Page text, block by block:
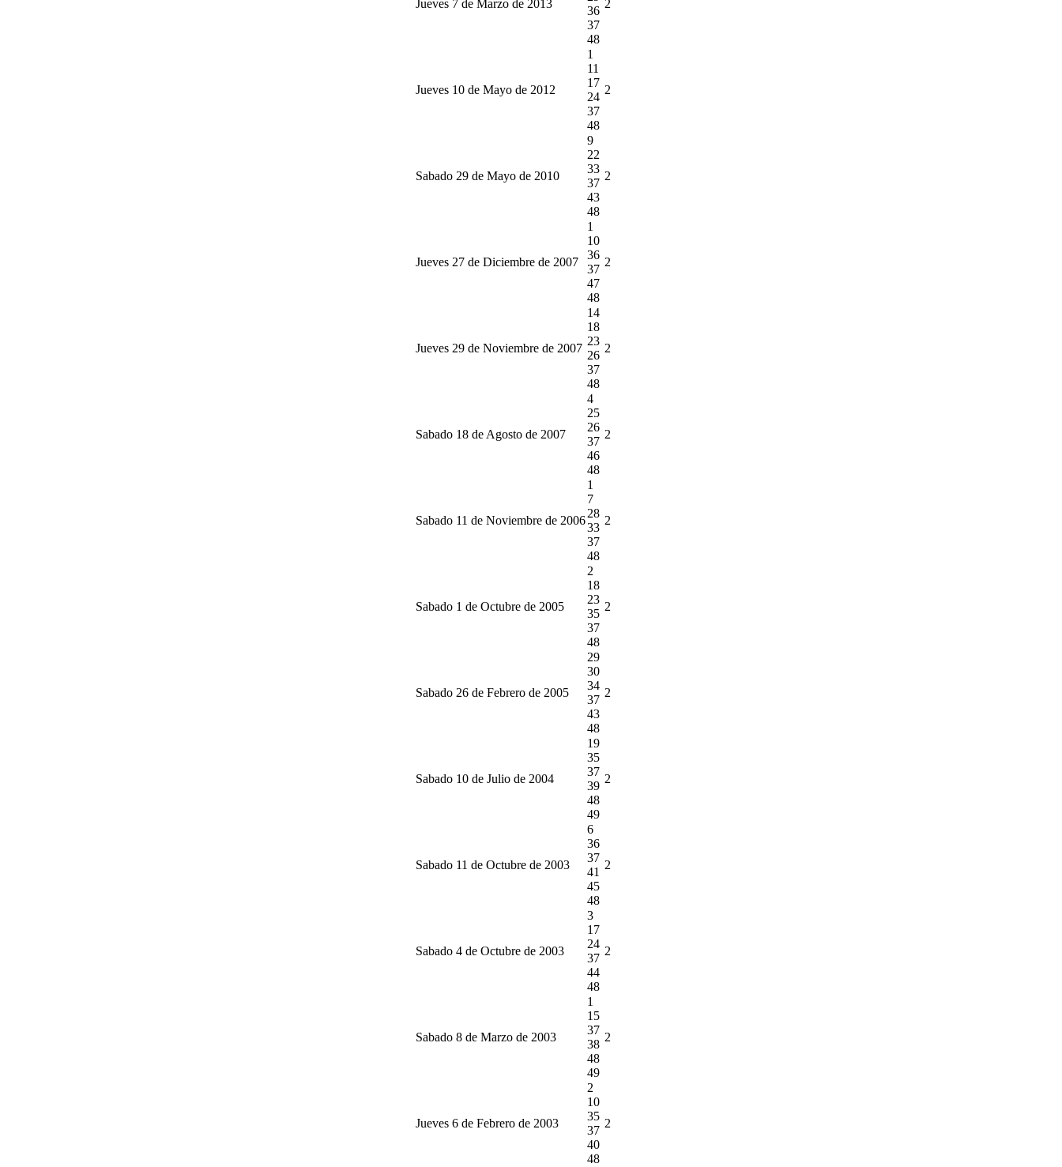
Jueves 7 de Marzo de 2013
36
37
48
2
Jueves 10 de Mayo de 2012
1
11
17
24
37
48
2
Sabado 29 de Mayo de 2010
9
22
33
37
43
48
2
Jueves 27 de Diciembre de 2007
1
10
36
37
47
48
2
Jueves 29 de Noviembre de 2007
14
18
23
26
37
48
2
Sabado 18 de Agosto de 2007
4
25
26
37
46
48
2
Sabado 11 de Noviembre de 2006
1
7
28
33
37
48
2
Sabado 1 de Octubre de 2005
2
18
23
35
37
48
2
Sabado 26 de Febrero de 2005
29
30
34
37
43
48
2
Sabado 10 de Julio de 2004
19
35
37
39
48
49
2
Sabado 11 de Octubre de 2003
6
36
37
41
45
48
2
Sabado 4 de Octubre de 2003
3
17
24
37
44
48
2
Sabado 8 de Marzo de 2003
1
15
37
38
48
49
2
Jueves 6 de Febrero de 2003
2
10
35
37
40
48
2